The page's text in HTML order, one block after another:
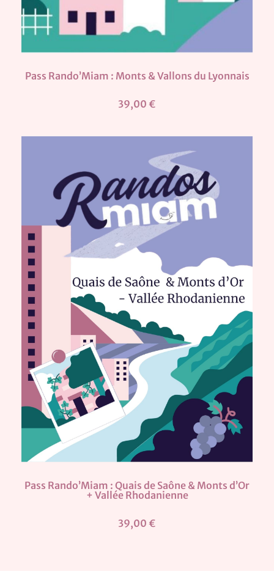
Pass Rando’Miam : Monts & Vallons du Lyonnais
39,00 €
Pass Rando’Miam : Quais de Saône & Monts d’Or
+ Vallée Rhodanienne
39,00 €